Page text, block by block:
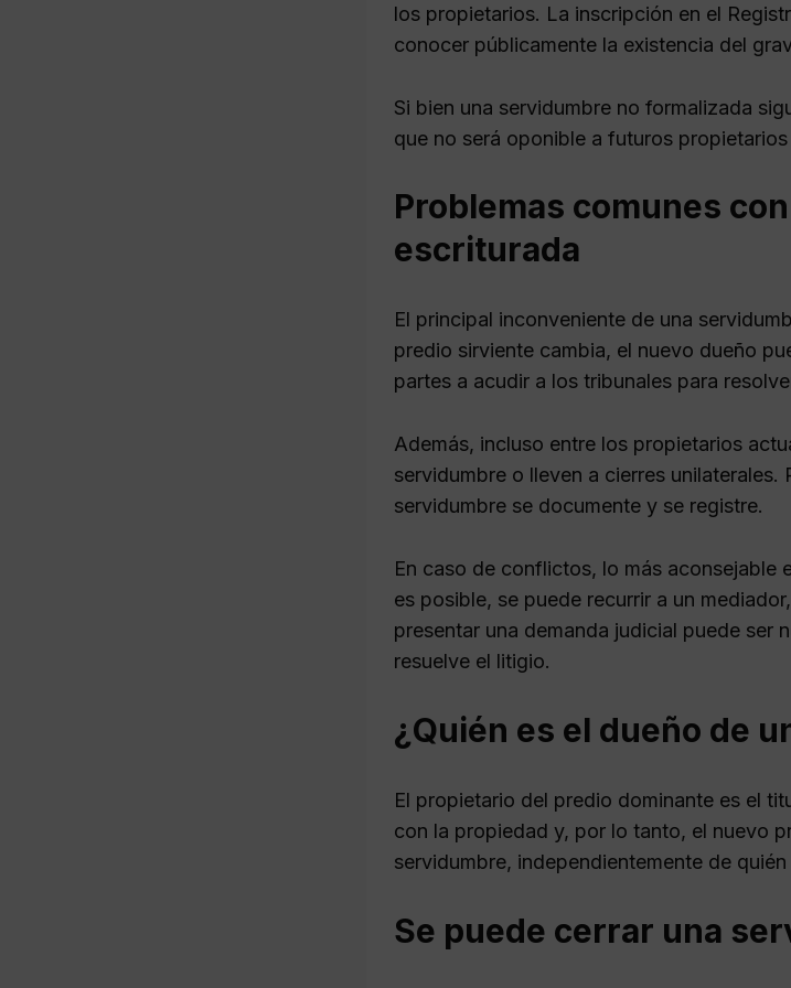
los propietarios. La inscripción en el
conocer públicamente la existencia del
Si bien una servidumbre no formalizada
que no será oponible a futuros
Problemas comunes
escriturada
El principal inconveniente de una
predio sirviente cambia, el nuevo dueño
partes a acudir a los tribunales para
Además, incluso entre los propietarios
servidumbre o lleven a cierres
servidumbre se documente y se registre.
En caso de conflictos, lo más aconsejable
es posible, se puede recurrir a un
presentar una demanda judicial puede ser
resuelve el litigio.
¿Quién es el dueño de
El propietario del predio dominante es el
con la propiedad y, por lo tanto, el nuevo
servidumbre, independientemente de
Se puede cerrar una